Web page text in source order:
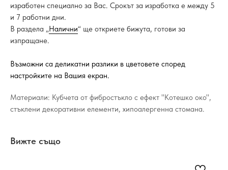
изработен специално за Вас. Срокът за изработка е между 5
и 7 работни дни.
В раздела „Налични“ ще откриете бижута, готови за
изпращане.
Възможни са деликатни разлики в цветовете според
настройките на Вашия екран.
Материали: Кубчета от фибростъкло с ефект "Котешко око",
стъклени декоративни елементи, хипоалергенна стомана.
Вижте също